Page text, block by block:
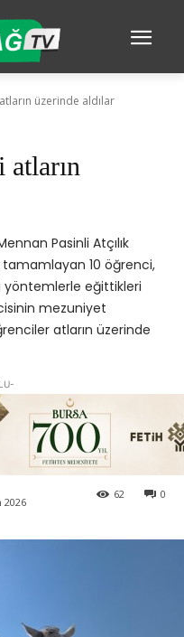
üzerinde aldılar
Pasinli Atçılık
tamamlayan 10 öğrenci,
yöntemlerle eğittikleri
mezuniyet
atların üzerinde
2026
0
62